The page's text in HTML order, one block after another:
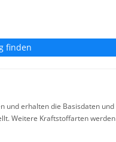
finden
erhalten die Basisdaten
Weitere Kraftstoffarten